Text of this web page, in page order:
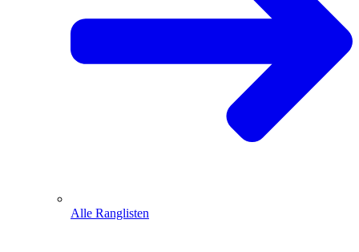
Alle Ranglisten